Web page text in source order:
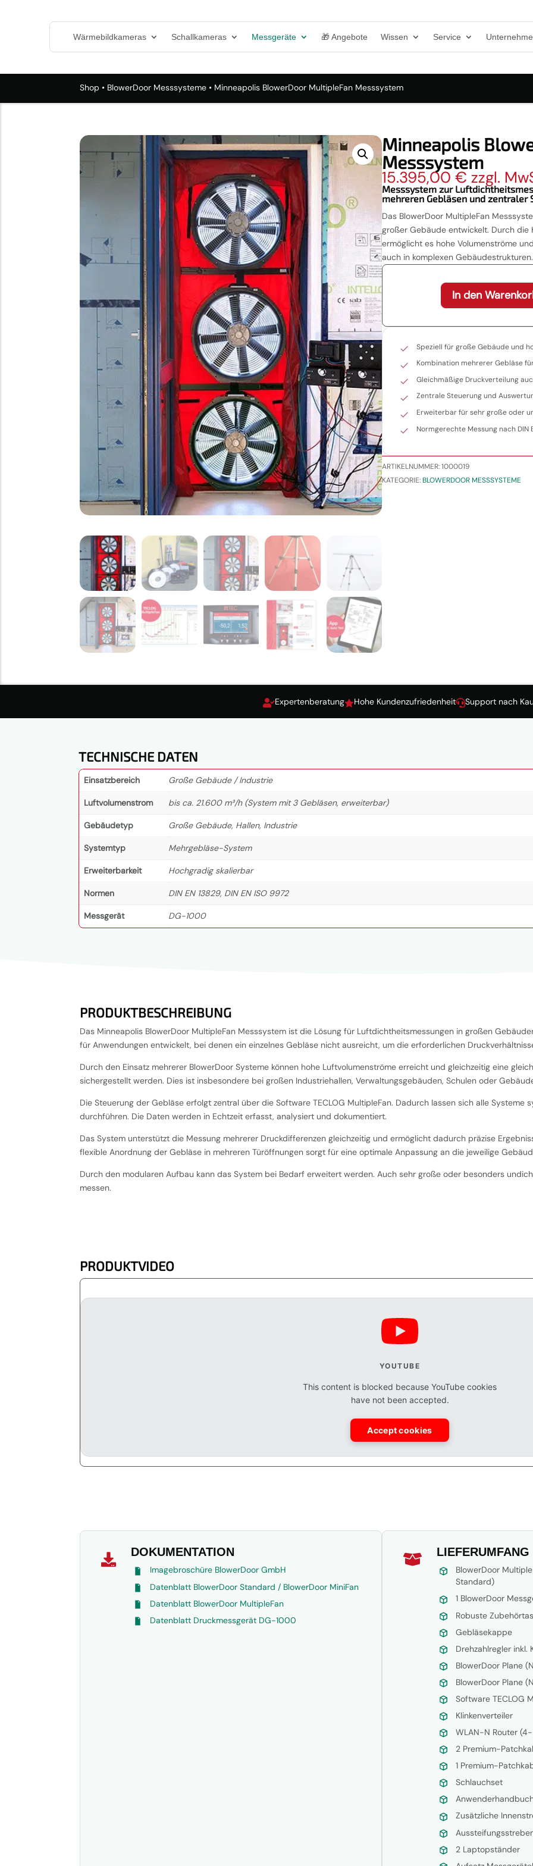
Wärmebildkameras Schallkameras Messgeräte 🎁 Angebote Wissen Service
Shop • BlowerDoor Messsysteme • Minneapolis BlowerDoor MultipleFan Messsystem
Minneapolis
Messsystem
15.395,00€ zzgl.
Messsystem zur
mehreren Gebläsen und zentraler
Das BlowerDoor MultipleFan
großer Gebäude entwickelt. Durch die
ermöglicht es hohe Volumenströme
auch in komplexen Gebäudestrukturen.
In den
Speziell für große Gebäude und
Kombination mehrerer Gebläse
Gleichmäßige Druckverteilung
Zentrale Steuerung und
Erweiterbar für sehr große oder
Normgerechte Messung nach DIN
ARTIKELNUMMER:1000019
KATEGORIE:BLOWERDOOR MESSSYSTEME
ExpertenberatungHohe KundenzufriedenheitSupport nach
TECHNISCHE DATEN
Einsatzbereich Große Gebäude / Industrie
Luftvolumenstrom bis ca. 21.600 m³/h (System mit 3 Gebläsen, erweiterbar)
Gebäudetyp Große Gebäude, Hallen, Industrie
Systemtyp Mehrgebläse-System
Erweiterbarkeit Hochgradig skalierbar
Normen DIN EN 13829, DIN EN ISO 9972
Messgerät DG-1000
PRODUKTBESCHREIBUNG
Das Minneapolis BlowerDoor MultipleFan Messsystem ist die Lösung für Luftdichtheitsmessungen in großen
für Anwendungen entwickelt, bei denen ein einzelnes Gebläse nicht ausreicht, um die erforderlichen
Durch den Einsatz mehrerer BlowerDoor Systeme können hohe Luftvolumenströme erreicht und gleichzeitig eine
sichergestellt werden. Dies ist insbesondere bei großen Industriehallen, Verwaltungsgebäuden, Schulen oder
Die Steuerung der Gebläse erfolgt zentral über die Software TECLOG MultipleFan. Dadurch lassen sich alle
durchführen. Die Daten werden in Echtzeit erfasst, analysiert und dokumentiert.
Das System unterstützt die Messung mehrerer Druckdifferenzen gleichzeitig und ermöglicht dadurch präzise
flexible Anordnung der Gebläse in mehreren Türöffnungen sorgt für eine optimale Anpassung an die jeweilige
Durch den modularen Aufbau kann das System bei Bedarf erweitert werden. Auch sehr große oder besonders
messen.
PRODUKTVIDEO
YOUTUBE
This content is blocked because YouTube cookies
have not been accepted.
Accept cookies
 DOKUMENTATION
Imagebroschüre BlowerDoor GmbH
Datenblatt BlowerDoor Standard / BlowerDoor MiniFan
Datenblatt BlowerDoor MultipleFan
Datenblatt Druckmessgerät DG-1000
 LIEFERUMFANG
BlowerDoor
Standard)
1 BlowerDoor
Robuste
Gebläsekappe
Drehzahlregler inkl.
BlowerDoor Plane
BlowerDoor Plane
Software TECLOG
Klinkenverteiler
WLAN-N Router
2 Premium-
1 Premium-
Schlauchset
Zusätzliche
2 Laptopständer